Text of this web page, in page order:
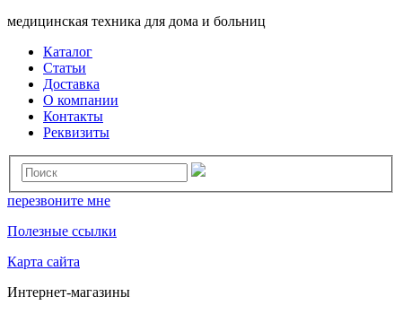
медицинская техника для дома и больниц
Каталог
Статьи
Доставка
О компании
Контакты
Реквизиты
перезвоните мне
Полезные ссылки
Карта сайта
Интернет-магазины